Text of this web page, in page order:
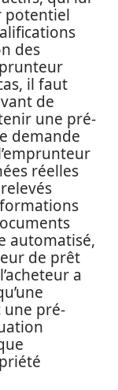
potentiel
des
il faut
de
une pré-
demande
réelles
automatisé,
de prêt
a
une pré-